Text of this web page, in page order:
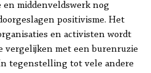
middenveldswerk nog
positivisme. Het
en activisten wordt
vergelijken met een burenruzie
tegenstelling tot vele andere